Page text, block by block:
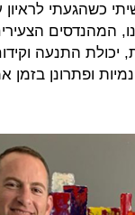
כשהגעתי
המהנדסים
יכולת התנעה
ופתרונן בזמן